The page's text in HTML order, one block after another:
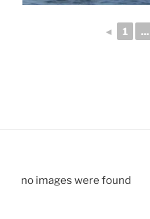
◄ 1 ...
no images were found